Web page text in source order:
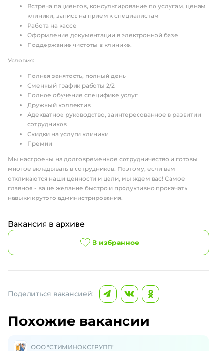
Встреча пациентов, консультирование по услугам, ценам
клиники, запись на прием к специалистам
Работа на кассе
Оформление документации в электронной базе
Поддержание чистоты в клинике.
Условия:
Полная занятость, полный день
Сменный график работы 2/2
Полное обучение специфике услуг
Дружный коллектив
Адекватное руководство, заинтересованное в развитии
сотрудников
Скидки на услуги клиники
Премии
Мы настроены на долговременное сотрудничество и готовы
многое вкладывать в сотрудников. Поэтому, если вам
откликаются наши ценности и цели, мы ждем вас! Самое
главное - ваше желание быстро и продуктивно прокачать
навыки крутого администрирования.
Вакансия в архиве
В избранное
Поделиться вакансией:
Похожие вакансии
ООО "СТИМИНОКСГРУПП"